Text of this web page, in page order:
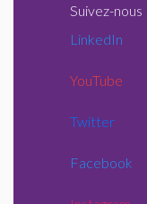
Suivez-nous
LinkedIn
YouTube
Twitter
Facebook